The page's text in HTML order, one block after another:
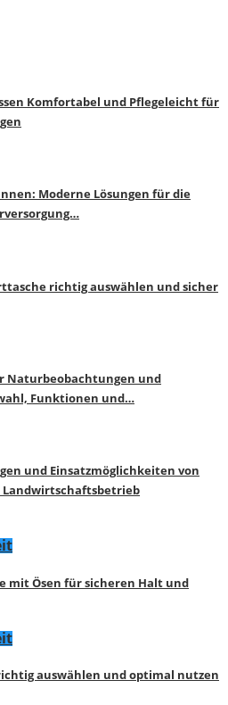
Komfortabel und Pflegeleicht für
Moderne Lösungen für die
richtig auswählen und sicher
Naturbeobachtungen und
Funktionen und…
und Einsatzmöglichkeiten von
mit Ösen für sicheren Halt und
auswählen und optimal nutzen